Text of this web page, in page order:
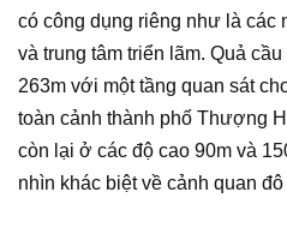
có công dụng riêng như là các
và trung tâm triển lãm. Quả
263m với một tầng quan sát
toàn cảnh thành phố Thượng
còn lại ở các độ cao 90m và
nhìn khác biệt về cảnh quan đô